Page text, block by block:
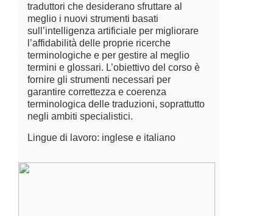
traduttori che desiderano sfruttare al
meglio i nuovi strumenti basati
sull’intelligenza artificiale per migliorare
l’affidabilità delle proprie ricerche
terminologiche e per gestire al meglio
termini e glossari. L’obiettivo del corso è
fornire gli strumenti necessari per
garantire correttezza e coerenza
terminologica delle traduzioni, soprattutto
negli ambiti specialistici.
Lingue di lavoro: inglese e italiano